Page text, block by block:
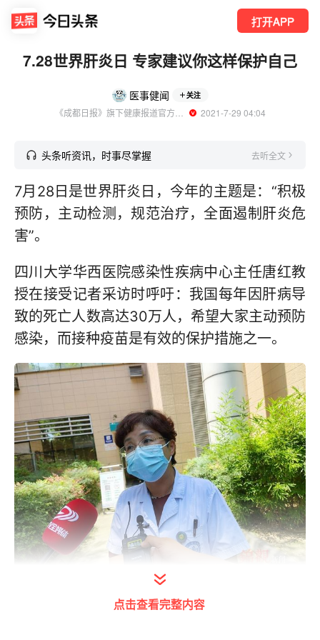
打开APP
7.28世界肝炎日 专家建议你这样保护自己
医事健闻 关注
  2021-7-29 04:04
头条听资讯，时事尽掌握 去听全文
7月28日是世界肝炎日，今年的主题是：“积极
预防，主动检测，规范治疗，全面遏制肝炎危
害”。
四川大学华西医院感染性疾病中心主任唐红教
授在接受记者采访时呼吁：我国每年因肝病导
致的死亡人数高达30万人，希望大家主动预防
感染，而接种疫苗是有效的保护措施之一。
唐红说，现在很多人对肝病的认识仅限于甲肝
点击查看完整内容